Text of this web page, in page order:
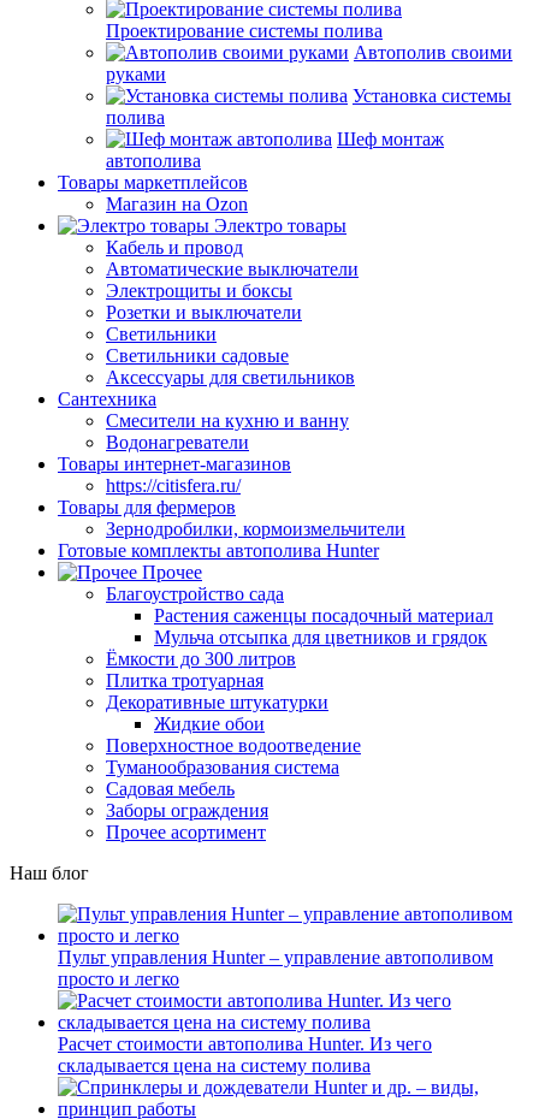
Проектирование системы полива
Автополив своими
руками
Установка системы
полива
Шеф монтаж
автополива
Товары маркетплейсов
Магазин на Ozon
Электро товары
Кабель и провод
Автоматические выключатели
Электрощиты и боксы
Розетки и выключатели
Светильники
Светильники садовые
Аксессуары для светильников
Сантехника
Смесители на кухню и ванну
Водонагреватели
Товары интернет-магазинов
https://citisfera.ru/
Товары для фермеров
Зернодробилки, кормоизмельчители
Готовые комплекты автополива Hunter
Прочее
Благоустройство сада
Растения саженцы посадочный материал
Мульча отсыпка для цветников и грядок
Ёмкости до 300 литров
Плитка тротуарная
Декоративные штукатурки
Жидкие обои
Поверхностное водоотведение
Туманообразования система
Садовая мебель
Заборы ограждения
Прочее асортимент
Наш блог
Пульт управления Hunter – управление автополивом
просто и легко
Расчет стоимости автополива Hunter. Из чего
складывается цена на систему полива